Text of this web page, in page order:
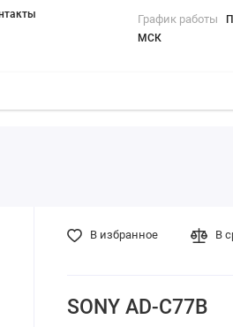
График работы
МСК
SONY AD-C77B
В избранное В